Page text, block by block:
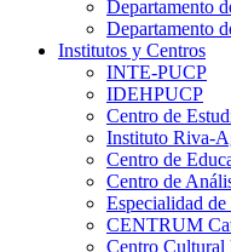
Departamento
Departamento
Institutos y Centros
INTE-PUCP
IDEHPUCP
Centro de
Instituto Riva-
Centro de
Centro de
Especialidad
CENTRUM
Centro Cultural